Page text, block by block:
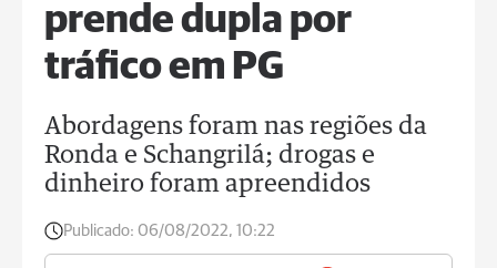
prende dupla por
tráfico em PG
Abordagens foram nas regiões da
Ronda e Schangrilá; drogas e
dinheiro foram apreendidos
Publicado: 06/08/2022, 10:22